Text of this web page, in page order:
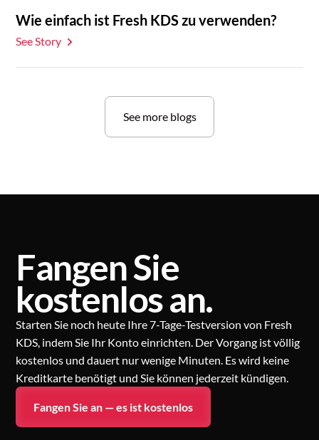
Wie einfach ist Fresh KDS zu verwenden?
See Story
See more blogs
Fangen Sie
kostenlos an.
Starten Sie noch heute Ihre 7-Tage-Testversion von Fresh
KDS, indem Sie Ihr Konto einrichten. Der Vorgang ist völlig
kostenlos und dauert nur wenige Minuten. Es wird keine
Kreditkarte benötigt und Sie können jederzeit kündigen.
Fangen Sie an — es ist kostenlos